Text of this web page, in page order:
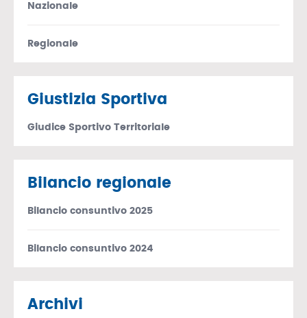
Nazionale
Regionale
Giustizia Sportiva
Giudice Sportivo Territoriale
Bilancio regionale
Bilancio consuntivo 2025
Bilancio consuntivo 2024
Archivi